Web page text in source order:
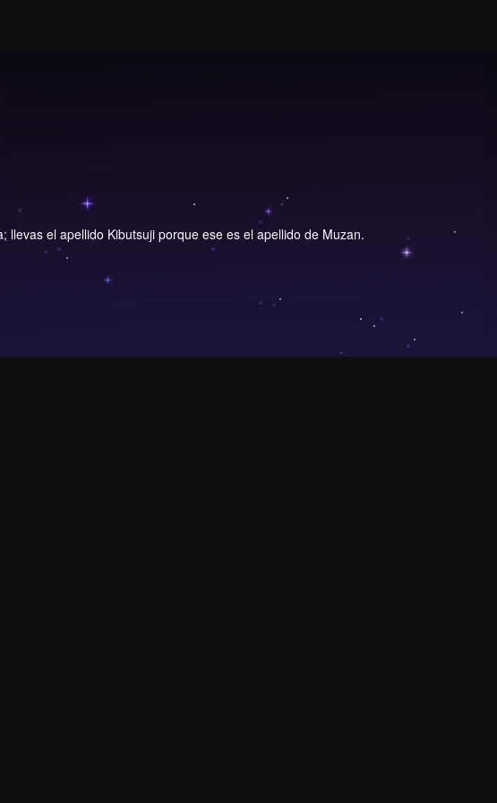
el apellido Kibutsuji porque ese es el apellido de Muzan.